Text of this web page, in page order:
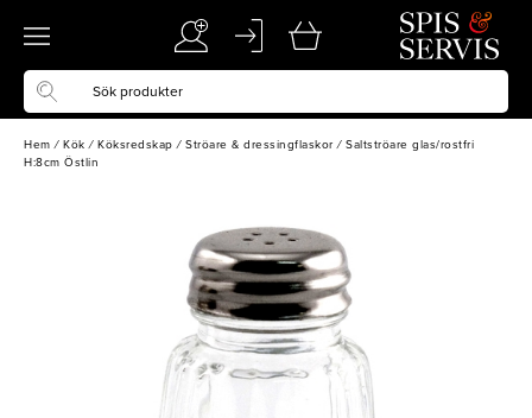
Hem / Kök / Köksredskap / Ströare & dressingflaskor / Saltströare glas/rostfri
H:8cm Östlin